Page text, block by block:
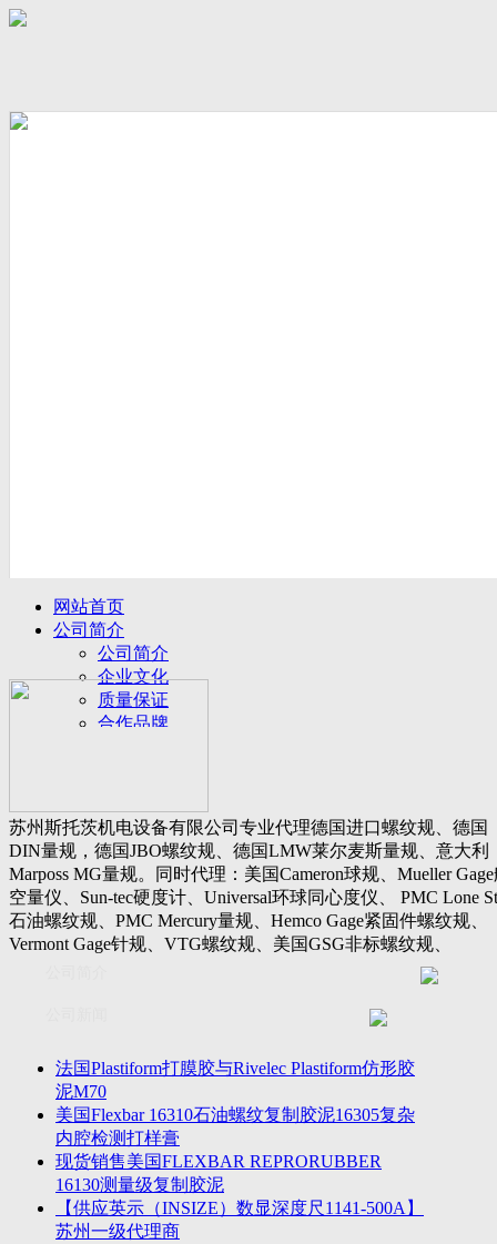
网站首页
公司简介
公司简介
企业文化
质量保证
合作品牌
公司新闻
行业动态
设备展厅
资料下载
视频下载
资料下载
软件下载
苏州斯托茨机电设备有限公司专业代理德国进口螺纹规、德国
DIN量规，德国JBO螺纹规、德国LMW莱尔麦斯量规、意大利
Marposs MG量规。同时代理：美国Cameron球规、Mueller
空量仪、Sun-tec硬度计、Universal环球同心度仪、 PMC Lone
石油螺纹规、PMC Mercury量规、Hemco Gage紧固件螺纹规、
Vermont Gage针规、VTG螺纹规、美国GSG非标螺纹规、
Threadcheck航空螺纹规、 Westport医疗螺纹规、英国
惠氏螺纹规、Tru-thread石油螺纹规、美国Gagemaker单项仪，
士TESA测高仪、德国Mahr马尔粗糙度仪、数显深度尺、东精
影像仪、英国Zodiac gauge、英国Original Gauge螺纹规等。
法国Plastiform打膜胶与Rivelec Plastiform仿形胶
泥M70
美国Flexbar 16310石油螺纹复制胶泥16305复杂
内腔检测打样膏
现货销售美国FLEXBAR REPRORUBBER
16130测量级复制胶泥
【供应英示（INSIZE）数显深度尺1141-500A】
苏州一级代理商